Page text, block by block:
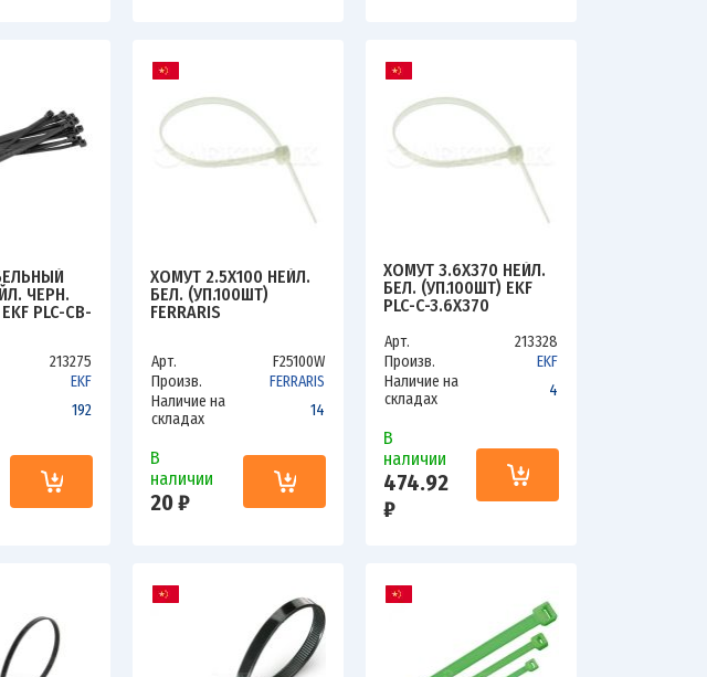
ЧЕРН.
PLC-CB-
213275
EKF
192
ХОМУТ 2.5Х100 НЕЙЛ.
БЕЛ. (УП.100ШТ)
FERRARIS
Арт.
F25100W
Произв.
FERRARIS
Наличие на
складах
14
В
наличии
20 ₽
ХОМУТ 3.6Х370 НЕЙЛ.
БЕЛ. (УП.100ШТ) EKF
PLC-C-3.6X370
Арт.
213328
Произв.
EKF
Наличие на
складах
4
В
наличии
474.92
₽